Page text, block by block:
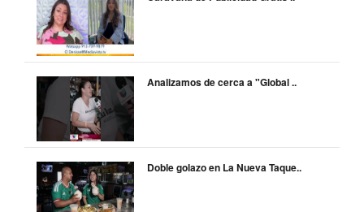
Analizamos de cerca a "Global ..
Doble golazo en La Nueva Taque..